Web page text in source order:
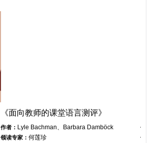
《面向教师的课堂语言测评》
作者： Lyle Bachman、Barbara Damböck
领读专家：何莲珍
作者
领读